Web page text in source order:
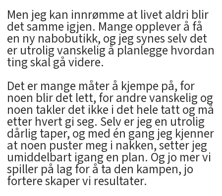
Men jeg kan innrømme at livet aldri blir
det samme igjen. Mange opplever å få
en ny nabobutikk, og jeg synes selv det
er utrolig vanskelig å planlegge hvordan
ting skal gå videre.
Det er mange måter å kjempe på, for
noen blir det lett, for andre vanskelig og
noen takler det ikke i det hele tatt og må
etter hvert gi seg. Selv er jeg en utrolig
dårlig taper, og med én gang jeg kjenner
at noen puster meg i nakken, setter jeg
umiddelbart igang en plan. Og jo mer vi
spiller på lag for å ta den kampen, jo
fortere skaper vi resultater.